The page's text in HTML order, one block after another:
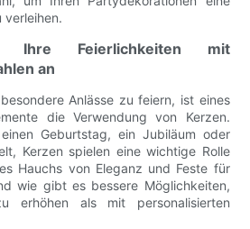
verleihen.
Feierlichkeiten mit
an
Anlässe zu feiern, ist eines
die Verwendung von Kerzen.
Geburtstag, ein Jubiläum oder
Kerzen spielen eine wichtige Rolle
Hauchs von Eleganz und Feste für
wie gibt es bessere Möglichkeiten,
erhöhen als mit personalisierten